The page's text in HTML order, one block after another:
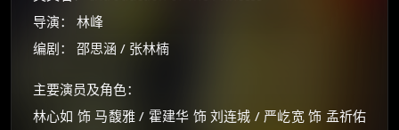
导演： 林峰
编剧： 邵思涵 / 张林楠
主要演员及角色：
林心如 饰 马馥雅 / 霍建华 饰 刘连城 / 严屹宽 饰 孟祈佑